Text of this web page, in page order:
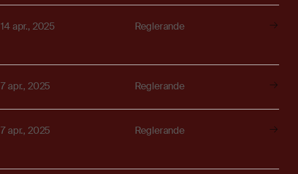
14 apr., 2025 Reglerande
7 apr., 2025 Reglerande
7 apr., 2025 Reglerande